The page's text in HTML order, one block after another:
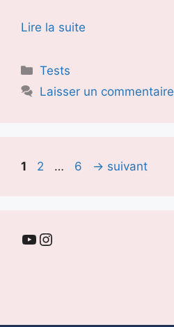
Lire la suite
Catégories
Tests
Laisser un commentaire
Page
1 Page
2 … Page
6 → suivant
YouTube
Instagram